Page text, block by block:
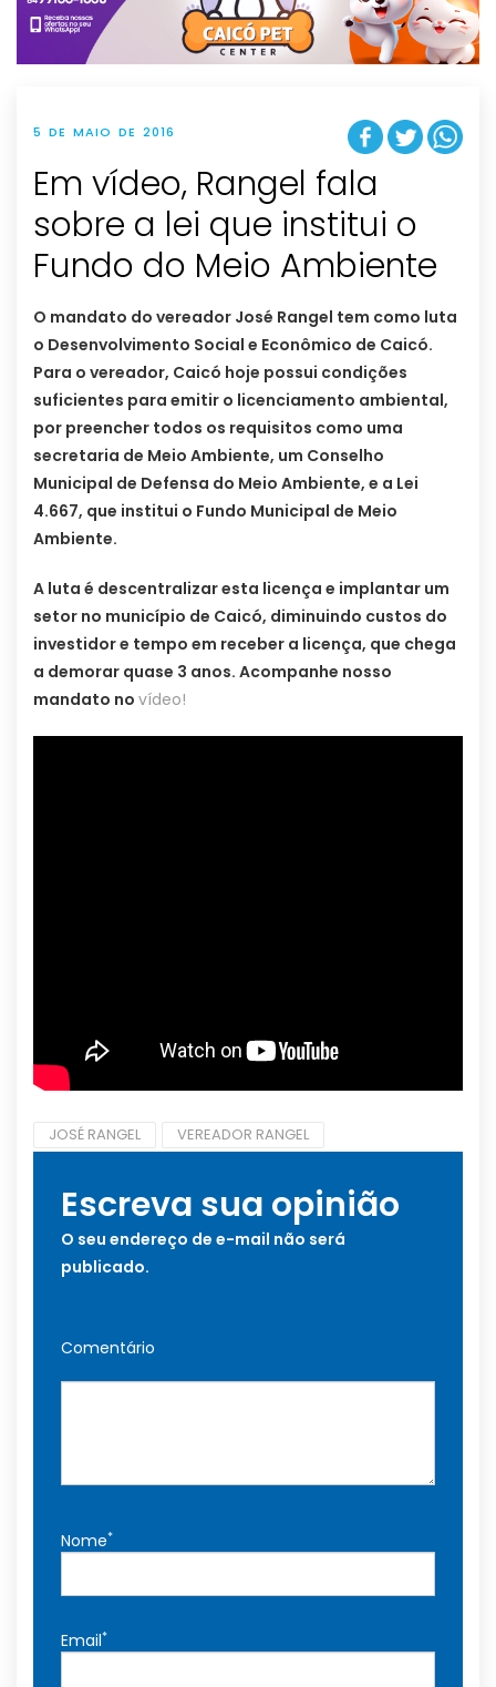
i
o
n
5 DE MAIO DE 2016
Em vídeo, Rangel fala
sobre a lei que institui o
Fundo do Meio Ambiente
O mandato do vereador José Rangel tem como luta
o Desenvolvimento Social e Econômico de Caicó.
Para o vereador, Caicó hoje possui condições
suficientes para emitir o licenciamento ambiental,
por preencher todos os requisitos como uma
secretaria de Meio Ambiente, um Conselho
Municipal de Defensa do Meio Ambiente, e a Lei
4.667, que institui o Fundo Municipal de Meio
Ambiente.
A luta é descentralizar esta licença e implantar um
setor no município de Caicó, diminuindo custos do
investidor e tempo em receber a licença, que chega
a demorar quase 3 anos. Acompanhe nosso
mandato no vídeo!
JOSÉ RANGEL VEREADOR RANGEL
Escreva sua opinião
O seu endereço de e-mail não será
publicado.
Comentário
Nome*
Email*